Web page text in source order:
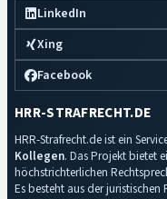
LinkedIn
Xing
Facebook
HRR-STRAFRECHT.DE
HRR-Strafrecht.de ist ein
Kollegen. Das Projekt bietet
höchstrichterlichen
Es besteht aus der juristischen